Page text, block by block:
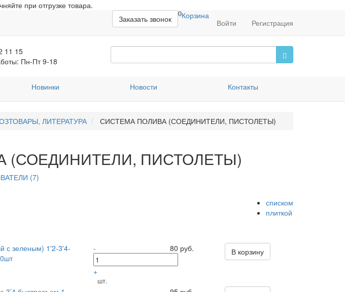
при отгрузке товара.
0Корзина
Войти Регистрация
Заказать звонок
11 15
Пн-Пт 9-18
Новинки Новости Контакты
ЛИТЕРАТУРА СИСТЕМА ПОЛИВА (СОЕДИНИТЕЛИ, ПИСТОЛЕТЫ)
(СОЕДИНИТЕЛИ, ПИСТОЛЕТЫ)
(7)
списком
плиткой
с зеленым) 1'2-3'4-
-
+
шт.
80 руб. В корзину